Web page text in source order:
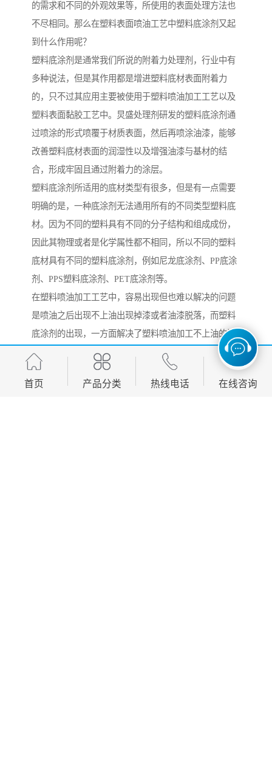
的需求和不同的外观效果等，所使用的表面处理方法也
不尽相同。那么在塑料表面喷油工艺中塑料底涂剂又起
到什么作用呢？
塑料底涂剂是通常我们所说的附着力处理剂，行业中有
多种说法，但是其作用都是增进塑料底材表面附着力
的，只不过其应用主要被使用于塑料喷油加工工艺以及
塑料表面黏胶工艺中。炅盛处理剂研发的塑料底涂剂通
过喷涂的形式喷覆于材质表面，然后再喷涂油漆，能够
改善塑料底材表面的润湿性以及增强油漆与基材的结
合，形成牢固且通过附着力的涂层。
塑料底涂剂所适用的底材类型有很多，但是有一点需要
明确的是，一种底涂剂无法通用所有的不同类型塑料底
材。因为不同的塑料具有不同的分子结构和组成成份，
因此其物理或者是化学属性都不相同，所以不同的塑料
底材具有不同的塑料底涂剂，例如尼龙底涂剂、PP底涂
剂、PPS塑料底涂剂、PET底涂剂等。
在塑料喷油加工工艺中，容易出现但也难以解决的问题
是喷油之后出现不上油出现掉漆或者油漆脱落，而塑料
底涂剂的出现，一方面解决了塑料喷油加工不上油的问
题，对于生产的效率和效果都有显著的提升效应。同
时，塑料底涂剂的应用使得这类问题有了直接有效的解
决方案。
首页 产品分类 热线电话 在线咨询